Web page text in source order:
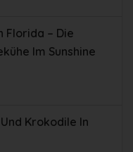
Florida – Die
Im Sunshine
Krokodile In